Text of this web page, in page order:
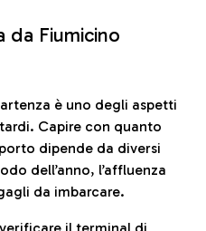
da Fiumicino
è uno degli aspetti
Capire con quanto
dipende da diversi
dell’anno, l’affluenza
da imbarcare.